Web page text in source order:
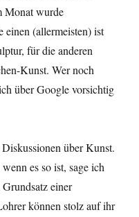
Monat wurde
einen (allermeisten) ist
für die anderen
Kunst. Wer noch
über Google vorsichtig
über Kunst.
es so ist, sage ich
einer
können stolz auf ihr